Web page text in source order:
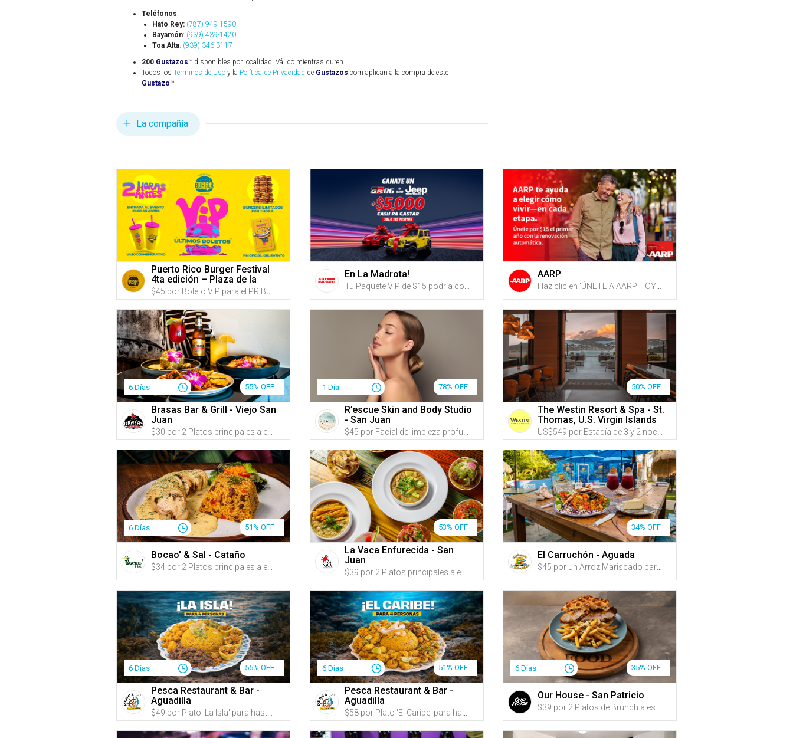
Teléfonos:
Hato Rey: (787) 949-1590
Bayamón: (939) 439-1420
Toa Alta: (939) 346-3117
200 Gustazos™ disponibles por localidad. Válido mientras duren.
Todos los Términos de Uso y la Política de Privacidad de Gustazos.com aplican a la compra de este
Gustazo™.
La compañía
Puerto Rico Burger Festival
4ta edición – Plaza de la
Independencia, (Predios
Hiram Bithorn & Roberto
Clemente
En La Madrota! AARP
6 Días 55% OFF
Brasas Bar & Grill - Viejo San
Juan
1 Día 78% OFF
R’escue Skin and Body Studio
- San Juan
50% OFF
The Westin Resort & Spa - St.
Thomas, U.S. Virgin Islands
6 Días 51% OFF
Bocao' & Sal - Cataño
53% OFF
La Vaca Enfurecida - San
Juan
$39 por 2 Platos principales a escoger entre: Mofongo de carne frita en mojo isleñao; Mofongo de pollo en crema de ajo y cilantro; Mofongo relleno de churrasco en crema de aguacate; Camarones salteados en salsa criolla o Pulpo + 2 Cremas de plátano o Sopón de gandules + 2 Margaritas tradicionales a la roca
34% OFF
El Carruchón - Aguada
6 Días 55% OFF
Pesca Restaurant & Bar -
Aguadilla
6 Días 51% OFF
Pesca Restaurant & Bar -
Aguadilla
6 Días 35% OFF
Our House - San Patricio